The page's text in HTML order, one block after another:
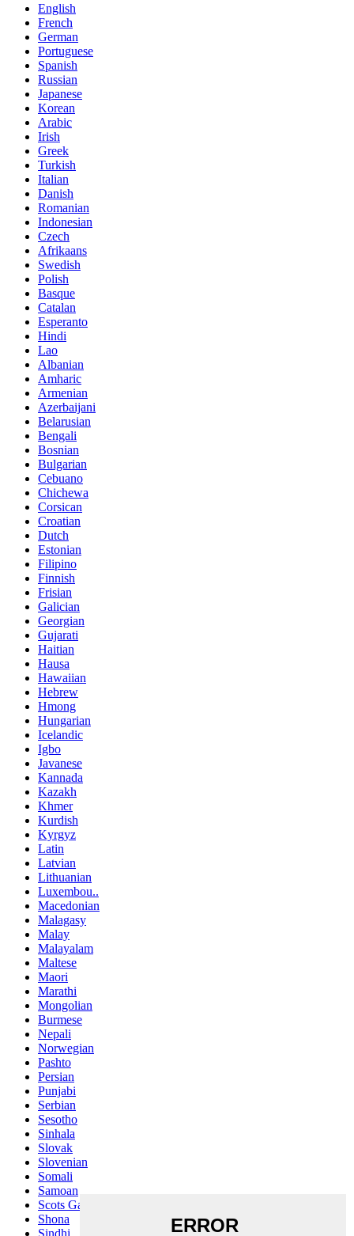
English
French
German
Portuguese
Spanish
Russian
Japanese
Korean
Arabic
Irish
Greek
Turkish
Italian
Danish
Romanian
Indonesian
Czech
Afrikaans
Swedish
Polish
Basque
Catalan
Esperanto
Hindi
Lao
Albanian
Amharic
Armenian
Azerbaijani
Belarusian
Bengali
Bosnian
Bulgarian
Cebuano
Chichewa
Corsican
Croatian
Dutch
Estonian
Filipino
Finnish
Frisian
Galician
Georgian
Gujarati
Haitian
Hausa
Hawaiian
Hebrew
Hmong
Hungarian
Icelandic
Igbo
Javanese
Kannada
Kazakh
Khmer
Kurdish
Kyrgyz
Latin
Latvian
Lithuanian
Luxembou..
Macedonian
Malagasy
Malay
Malayalam
Maltese
Maori
Marathi
Mongolian
Burmese
Nepali
Norwegian
Pashto
Persian
Punjabi
Serbian
Sesotho
Sinhala
Slovak
Slovenian
Somali
Samoan
Scots Gaelic
Shona
Sindhi